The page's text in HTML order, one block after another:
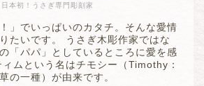
日本初！うさぎ専門彫刻家
」でいっぱいのカタチ。そんな愛情
たいです。 うさぎ木彫作家ではな
「パパ」としているところに愛を感
ムという名はチモシー（Timothy：
の一種）が由来です。